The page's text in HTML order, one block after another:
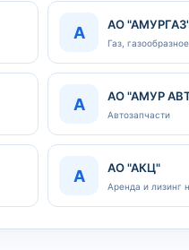
А АО
Газ,
А АО "АМУР
Автозапчасти
А АО "АКЦ"
Аренда и лизинг